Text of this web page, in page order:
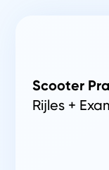
Scooter
Rijles +